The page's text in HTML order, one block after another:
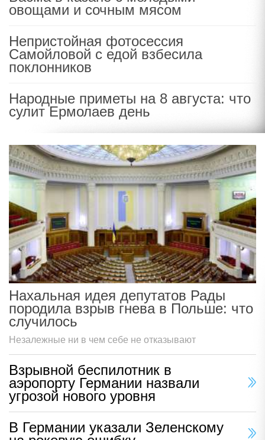
овощами и сочным мясом
Непристойная фотосессия
Самойловой с едой взбесила
поклонников
Народные приметы на 8 августа: что
сулит Ермолаев день
Нахальная идея депутатов Рады
породила взрыв гнева в Польше: что
случилось
Незалежные ни в чем себе не отказывают
Взрывной беспилотник в
аэропорту Германии назвали
угрозой нового уровня
В Германии указали Зеленскому